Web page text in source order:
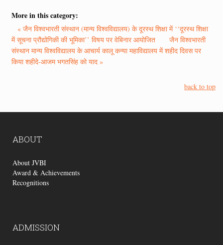
More in this category:
« जैन विश्वभारती संस्थान (मान्य विश्वविद्यालय) के दूरस्थ शिक्षा में ‘‘दूरस्थ शिक्षा
में सूचना प्रौद्योगिकी की भूमिका’’ विषय पर वेबिनार आयोजित
जैन विश्वभारती
संस्थान मान्य विश्वविद्यालय के आचार्य कालू कन्या महाविद्यालय में शहीद दिवस पर
किया शहीदे-आजम भगतसिंह को याद »
back to top
ABOUT
About JVBI
Award & Achievements
Recognitions
ADMISSION